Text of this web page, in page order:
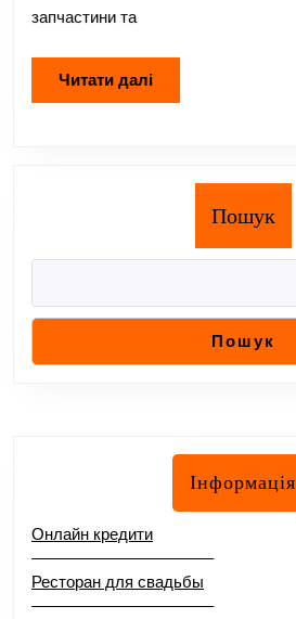
запчастини та
Читати даліЧитати
далі
Пошук
Пошук
Інформація
Онлайн кредити
–––––––––––––––––––––
Ресторан для свадьбы
–––––––––––––––––––––